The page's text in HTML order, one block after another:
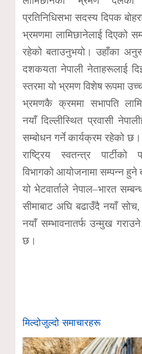
प्रतिनिधिसभा सदस्य दिपक
भ्रमणमा लामिछानेलाई दिएको
रहेको बताउनुभयो। उहाँका
दशकयता नेपाली नेताहरूलाई
स्तरमा यो भ्रमण विशेष रूपमा
भ्रमणकै क्रममा सभापति
नयाँ दिल्लीस्थित प्रवासी
सम्बोधन गर्ने कार्यक्रम रहेको
राष्ट्रिय स्वतन्त्र पार्टीको
विभागको आयोजनामा सम्पन्न हुने
यो भेटवार्ताले नेपाल–भारत
सीमाबाट अघि बढाउँदै नयाँ
नयाँ सम्भावनातर्फ उन्मुख गराउने
छ।
मिल्दोजुल्दो समाचारहरू